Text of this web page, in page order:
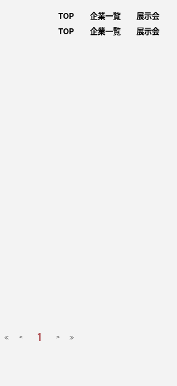
TOP
TOP
企業一覧
企業一覧
展示会
展示会
≪ < 1 > ≫